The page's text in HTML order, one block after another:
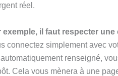
réel.
exemple, il faut respecter
connectez simplement avec
renseigné,
Cela vous mènera à une